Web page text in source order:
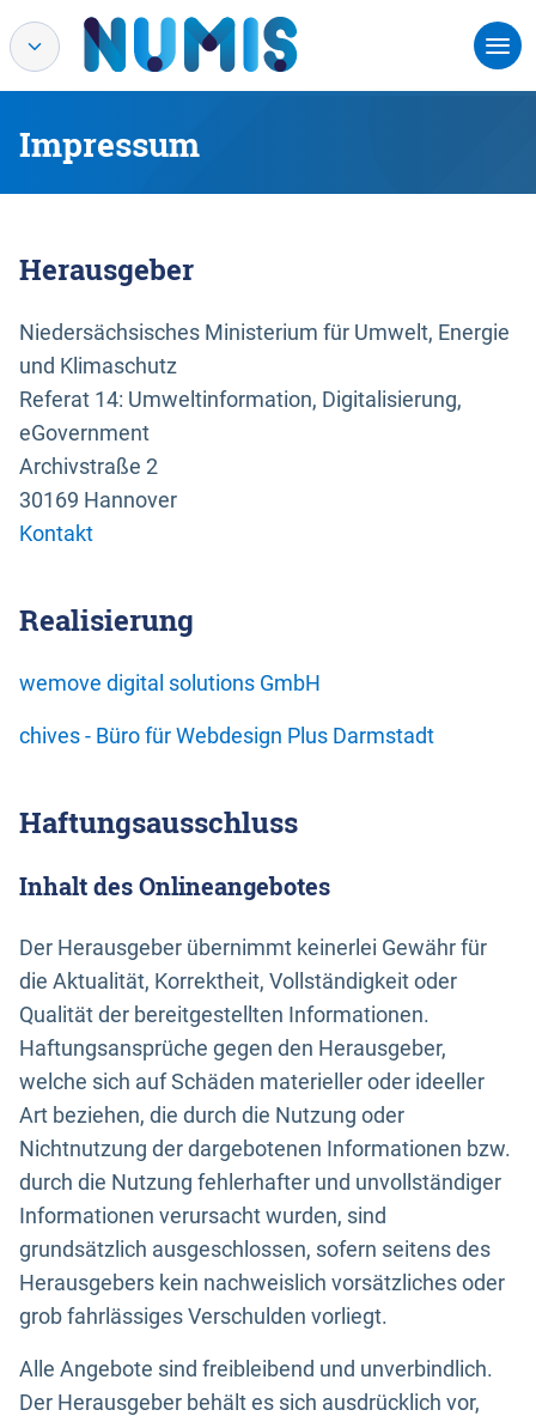
Impressum
Herausgeber
Niedersächsisches Ministerium für Umwelt, Energie
und Klimaschutz
Referat 14: Umweltinformation, Digitalisierung,
eGovernment
Archivstraße 2
30169 Hannover
Kontakt
Realisierung
wemove digital solutions GmbH
chives - Büro für Webdesign Plus Darmstadt
Haftungsausschluss
Inhalt des Onlineangebotes
Der Herausgeber übernimmt keinerlei Gewähr für
die Aktualität, Korrektheit, Vollständigkeit oder
Qualität der bereitgestellten Informationen.
Haftungsansprüche gegen den Herausgeber,
welche sich auf Schäden materieller oder ideeller
Art beziehen, die durch die Nutzung oder
Nichtnutzung der dargebotenen Informationen bzw.
durch die Nutzung fehlerhafter und unvollständiger
Informationen verursacht wurden, sind
grundsätzlich ausgeschlossen, sofern seitens des
Herausgebers kein nachweislich vorsätzliches oder
grob fahrlässiges Verschulden vorliegt.
Alle Angebote sind freibleibend und unverbindlich.
Der Herausgeber behält es sich ausdrücklich vor,